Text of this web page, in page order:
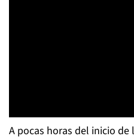
A pocas horas del inicio